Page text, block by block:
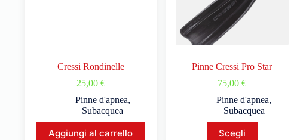
Cressi Rondinelle
25,00 €
Pinne d'apnea,
Subacquea
Aggiungi al carrello
Pinne Cressi Pro Star
75,00€
Pinne d'apnea,
Subacquea
Scegli